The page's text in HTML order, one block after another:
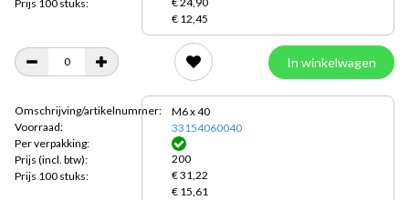
Prijs 100 stuks:
€ 12,45
In winkelwagen
Omschrijving/artikelnummer:
Voorraad:
Per verpakking:
Prijs (incl. btw):
Prijs 100 stuks:
M6 x 40
33154060040
200
€ 31,22
€ 15,61